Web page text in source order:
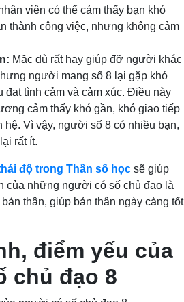
viên có thể cảm thấy bạn khó
thành công việc, nhưng không cảm
Mặc dù rất hay giúp đỡ người khác
người mang số 8 lại gặp khó
đạt tình cảm và cảm xúc. Điều này
cảm thấy khó gần, khó giao tiếp
hệ. Vì vậy, người số 8 có nhiều bạn,
rất ít.
độ trong Thần số học sẽ giúp
của những người có số chủ đạo là
thân, giúp bản thân ngày càng tốt
điểm yếu của
chủ đạo 8